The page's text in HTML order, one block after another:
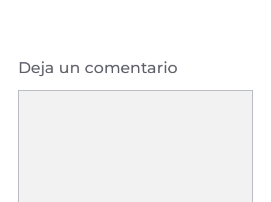
Deja un comentario